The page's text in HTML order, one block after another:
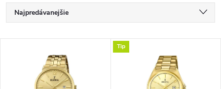
R
a
Najpredávanejšie
Abecedne
Tip